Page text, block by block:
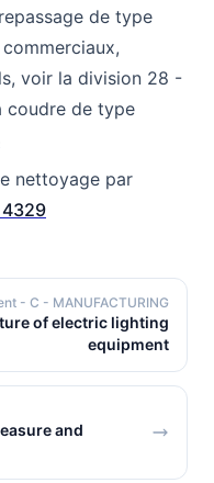
de type
voir la division 28 -
coudre de type
nettoyage par
4329
- C - MANUFACTURING
of electric lighting
equipment
and